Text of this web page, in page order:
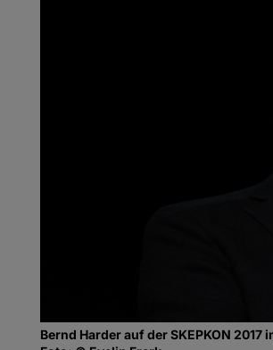
Bernd Harder auf der SKEPKON 2017